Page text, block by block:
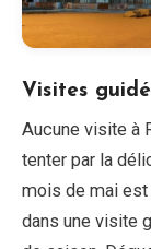
Visites
Aucune visite à
tenter par la
mois de mai est
dans une visite